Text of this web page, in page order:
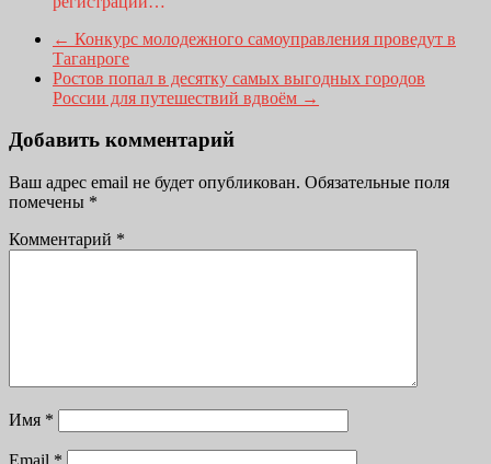
← Конкурс молодежного самоуправления проведут в
Таганроге
Ростов попал в десятку самых выгодных городов
России для путешествий вдвоём →
Добавить комментарий
Ваш адрес email не будет опубликован. Обязательные поля
помечены *
Комментарий *
Имя *
Email *